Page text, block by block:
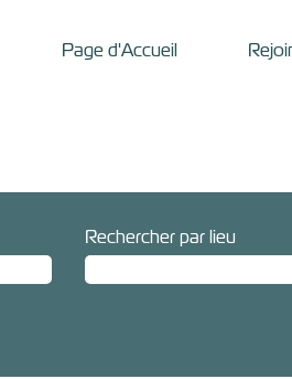
Page d'Accueil
Rechercher par lieu